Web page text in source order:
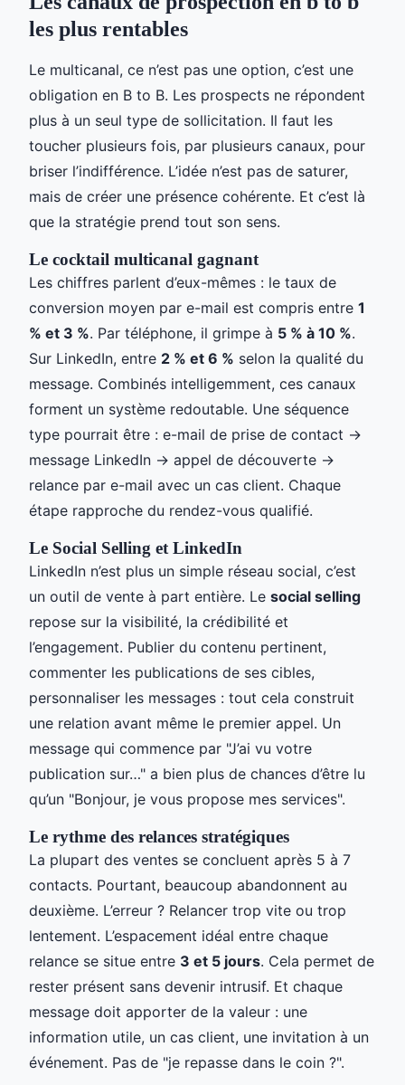
les plus rentables
Le multicanal, ce n’est pas une option, c’est une
obligation en B to B. Les prospects ne répondent
plus à un seul type de sollicitation. Il faut les
toucher plusieurs fois, par plusieurs canaux, pour
briser l’indifférence. L’idée n’est pas de saturer,
mais de créer une présence cohérente. Et c’est là
que la stratégie prend tout son sens.
Le cocktail multicanal gagnant
Les chiffres parlent d’eux-mêmes : le taux de
conversion moyen par e-mail est compris entre 1
% et 3 %. Par téléphone, il grimpe à 5 % à 10 %.
Sur LinkedIn, entre 2 % et 6 % selon la qualité du
message. Combinés intelligemment, ces canaux
forment un système redoutable. Une séquence
type pourrait être : e-mail de prise de contact →
message LinkedIn → appel de découverte →
relance par e-mail avec un cas client. Chaque
étape rapproche du rendez-vous qualifié.
Le Social Selling et LinkedIn
LinkedIn n’est plus un simple réseau social, c’est
un outil de vente à part entière. Le social selling
repose sur la visibilité, la crédibilité et
l’engagement. Publier du contenu pertinent,
commenter les publications de ses cibles,
personnaliser les messages : tout cela construit
une relation avant même le premier appel. Un
message qui commence par "J’ai vu votre
publication sur…" a bien plus de chances d’être lu
qu’un "Bonjour, je vous propose mes services".
Le rythme des relances stratégiques
La plupart des ventes se concluent après 5 à 7
contacts. Pourtant, beaucoup abandonnent au
deuxième. L’erreur ? Relancer trop vite ou trop
lentement. L’espacement idéal entre chaque
relance se situe entre 3 et 5 jours. Cela permet de
rester présent sans devenir intrusif. Et chaque
message doit apporter de la valeur : une
information utile, un cas client, une invitation à un
événement. Pas de "je repasse dans le coin ?".